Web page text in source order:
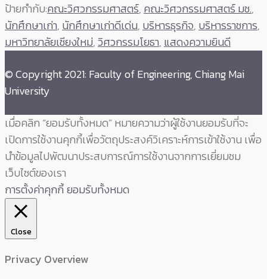
ป้ายกำกับ:คณะวิศวกรรมศาสตร์, คณะวิศวกรรมศาสตร์ มช.,
นักศึกษาเก่า, นักศึกษาเก่าดีเด่น, บริหารธุรกิจ, บริหารราชการ,
มหาวิทยาลัยเชียงใหม่,วิศวกรรมโยธา, แสดงความยินดี
© Copyright 2021: Faculty of Engineering, Chiang Mai
University
เมื่อคลิก “ยอมรับทั้งหมด” หมายความว่าผู้ใช้งานยอมรับที่จะ
เปิดการใช้งานคุกกี้เพื่อวัตถุประสงค์วิเคราะห์การเข้าใช้งาน เพื่อ
นำข้อมูลไปพัฒนาประสบการณ์การใช้งานจากการเยี่ยมชม
เว็บไซต์ของเรา
การตั้งค่าคุกกี้ยอมรับทั้งหมด
Close
Privacy Overview